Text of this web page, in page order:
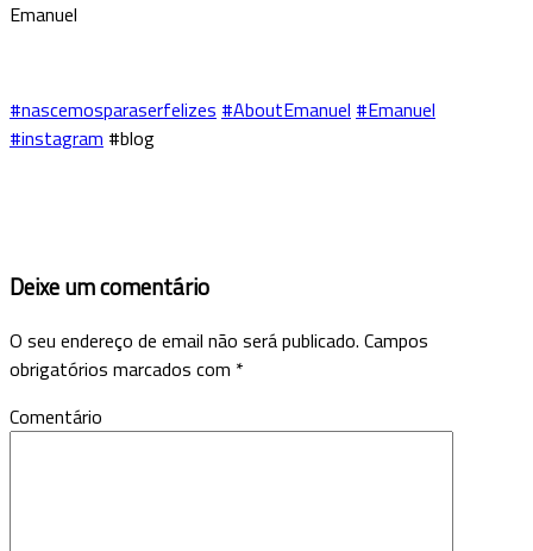
Emanuel
‪#‎nascemosparaserfelizes ‪#‎AboutEmanuel ‪#‎Emanuel
‪#‎instagram #blog
Deixe um comentário
O seu endereço de email não será publicado. Campos
obrigatórios marcados com *
Comentário